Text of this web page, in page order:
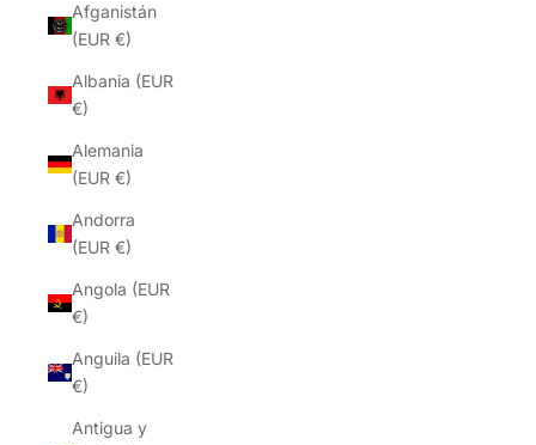
Afganistán
(EUR €)
Albania (EUR
€)
Alemania
(EUR €)
Andorra
(EUR €)
Angola (EUR
€)
Anguila (EUR
€)
Antigua y